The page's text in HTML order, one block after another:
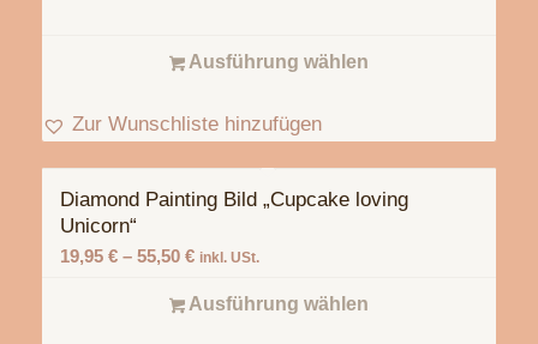
Ausführung wählen
Zur Wunschliste hinzufügen
Diamond Painting Bild „Cupcake loving
Unicorn“
19,95 €– 55,50 € inkl. USt.
Ausführung wählen